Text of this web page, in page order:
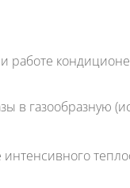
работе
в газообразную